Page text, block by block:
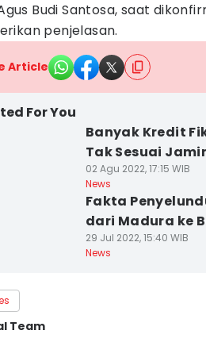
Budi Santosa, saat
penjelasan.
Article
For You
Banyak Kredit
Tak Sesuai
02 Agu 2022, 17:15 WIB
News
Fakta
dari Madura ke
29 Jul 2022, 15:40 WIB
News
Team